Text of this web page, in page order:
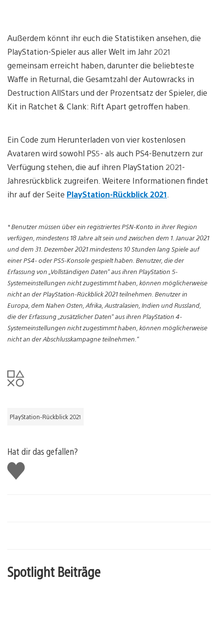
Außerdem könnt ihr euch die Statistiken ansehen, die
PlayStation-Spieler aus aller Welt im Jahr 2021
gemeinsam erreicht haben, darunter die beliebteste
Waffe in Returnal, die Gesamtzahl der Autowracks in
Destruction AllStars und der Prozentsatz der Spieler, die
Kit in Ratchet & Clank: Rift Apart getroffen haben.
Ein Code zum Herunterladen von vier kostenlosen
Avataren wird sowohl PS5- als auch PS4-Benutzern zur
Verfügung stehen, die auf ihren PlayStation 2021-
Jahresrückblick zugreifen. Weitere Informationen findet
ihr auf der Seite PlayStation-Rückblick 2021
* Benutzer müssen über ein registriertes PSN-Konto in ihrer Region
verfügen, mindestens 18 Jahre alt sein und zwischen dem 1. Januar 2021
und dem 31. Dezember 2021 mindestens 10 Stunden lang Spiele auf
einer PS4- oder PS5-Konsole gespielt haben. Benutzer, die der
Erfassung von „Vollständigen Daten“ aus ihren PlayStation 5-
Systemeinstellungen nicht zugestimmt haben, können möglicherweise
nicht an der PlayStation-Rückblick 2021 teilnehmen. Benutzer in
Europa, dem Nahen Osten, Afrika, Australasien, Indien und Russland,
die der Erfassung „zusätzlicher Daten“ aus ihren PlayStation 4-
Systemeinstellungen nicht zugestimmt haben, können möglicherweise
nicht an der Abschlusskampagne teilnehmen.“
PlayStation-Rückblick 2021
Hat dir das gefallen?
Gefällt
mir
Spotlight Beiträge